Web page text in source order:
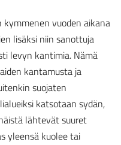
vuoden aikana
lisäksi niin sanottuja
levyn kantimia. Nämä
kantamusta ja
suojaten
katsotaan sydän,
lähtevät suuret
yleensä kuolee tai